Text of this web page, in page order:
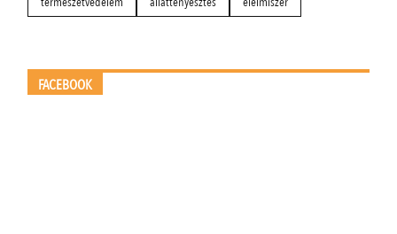
FACEBOOK